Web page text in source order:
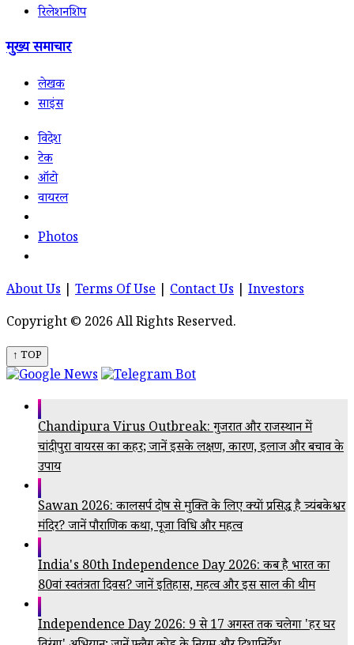
रिलेशनशिप
मुख्य समाचार
लेखक
साइंस
विदेश
टेक
ऑटो
वायरल
Photos
About Us Terms Of Use Contact Us
Investors
Copyright © 2026 All Rights Reserved.
↑ TOP
Chandipura Virus Outbreak: गुजरात और राजस्थान में
चांदीपुरा वायरस का कहर; जानें इसके लक्षण, कारण, इलाज और बचाव के
उपाय
Sawan 2026: कालसर्प दोष से मुक्ति के लिए क्यों प्रसिद्ध है त्र्यंबकेश्वर
मंदिर? जानें पौराणिक कथा, पूजा विधि और महत्व
India's 80th Independence Day 2026: कब है भारत का
80वां स्वतंत्रता दिवस? जानें इतिहास, महत्व और इस साल की थीम
Independence Day 2026: 9 से 17 अगस्त तक चलेगा 'हर घर